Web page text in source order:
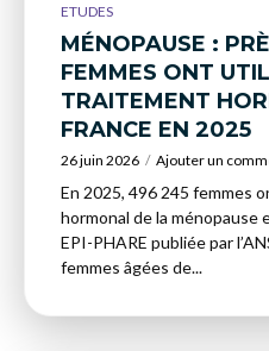
ETUDES
MÉNOPAUSE :
FEMMES ONT
TRAITEMENT
FRANCE EN 2025
26 juin 2026 Ajouter un
En 2025, 496 245 femmes
hormonal de la ménopause
EPI-PHARE publiée par
femmes âgées de...